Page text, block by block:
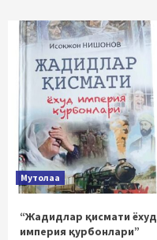
Мутолаа
“Жадидлар қисмати ёхуд
империя қурбонлари”